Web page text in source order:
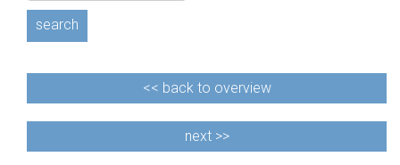
search
<< back to overview
next >>